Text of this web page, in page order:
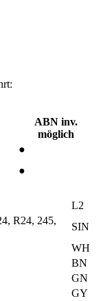
ABN inv.
möglich
●
●
L2
R24, 245,
SIN
WH
BN
GN
GY